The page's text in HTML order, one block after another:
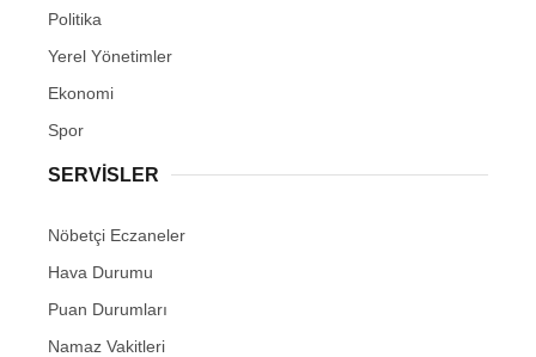
Politika
Yerel Yönetimler
Ekonomi
Spor
SERVİSLER
Nöbetçi Eczaneler
Hava Durumu
Puan Durumları
Namaz Vakitleri